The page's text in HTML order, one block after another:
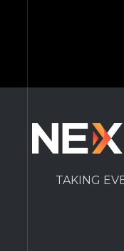
TAKING